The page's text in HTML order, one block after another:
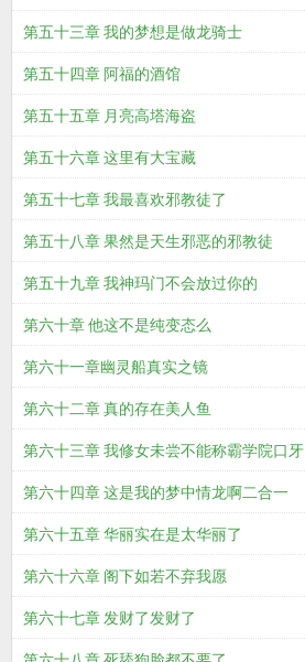
第五十三章 我的梦想是做龙骑士
第五十四章 阿福的酒馆
第五十五章 月亮高塔海盗
第五十六章 这里有大宝藏
第五十七章 我最喜欢邪教徒了
第五十八章 果然是天生邪恶的邪教徒
第五十九章 我神玛门不会放过你的
第六十章 他这不是纯变态么
第六十一章幽灵船真实之镜
第六十二章 真的存在美人鱼
第六十三章 我修女未尝不能称霸学院口牙
第六十四章 这是我的梦中情龙啊二合一
第六十五章 华丽实在是太华丽了
第六十六章 阁下如若不弃我愿
第六十七章 发财了发财了